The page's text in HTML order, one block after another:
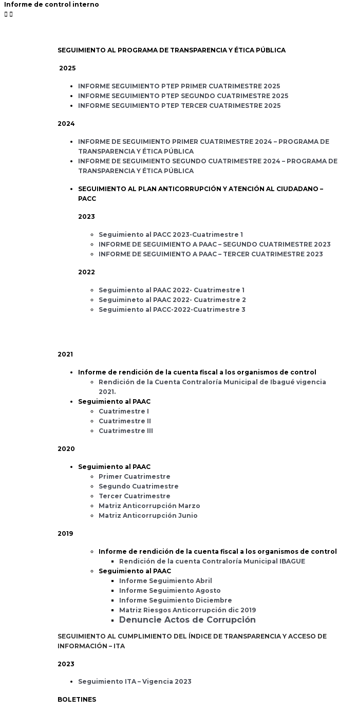
Informe de control interno
SEGUIMIENTO AL PROGRAMA DE TRANSPARENCIA Y ÉTICA PÚBLICA
2025
INFORME SEGUIMIENTO PTEP PRIMER CUATRIMESTRE 2025
INFORME SEGUIMIENTO PTEP SEGUNDO CUATRIMESTRE 2025
INFORME SEGUIMIENTO PTEP TERCER CUATRIMESTRE 2025
2024
INFORME DE SEGUIMIENTO PRIMER CUATRIMESTRE 2024 – PROGRAMA DE
TRANSPARENCIA Y ÉTICA PÚBLICA
INFORME DE SEGUIMIENTO SEGUNDO CUATRIMESTRE 2024 – PROGRAMA DE
TRANSPARENCIA Y ÉTICA PÚBLICA
SEGUIMIENTO AL PLAN ANTICORRUPCIÓN Y ATENCIÓN AL CIUDADANO –
PACC
2023
Seguimiento al PACC 2023-Cuatrimestre 1
INFORME DE SEGUIMIENTO A PAAC – SEGUNDO CUATRIMESTRE 2023
INFORME DE SEGUIMIENTO A PAAC – TERCER CUATRIMESTRE 2023
2022
Seguimiento al PAAC 2022- Cuatrimestre 1
Seguimineto al PAAC 2022- Cuatrimestre 2
Seguimiento al PACC-2022-Cuatrimestre 3
2021
Informe de rendición de la cuenta fiscal a los organismos de control
Rendición de la Cuenta Contraloría Municipal de Ibagué vigencia
2021.
Seguimiento al PAAC
Cuatrimestre I
Cuatrimestre II
Cuatrimestre III
2020
Seguimiento al PAAC
Primer Cuatrimestre
Segundo Cuatrimestre
Tercer Cuatrimestre
Matriz Anticorrupción Marzo
Matriz Anticorrupción Junio
2019
Informe de rendición de la cuenta fiscal a los organismos de control
Rendición de la cuenta Contraloría Municipal IBAGUE
Seguimiento al PAAC
Informe Seguimiento Abril
Informe Seguimiento Agosto
Informe Seguimiento Diciembre
Matriz Riesgos Anticorrupción dic 2019
Denuncie Actos de Corrupción
SEGUIMIENTO AL CUMPLIMIENTO DEL ÍNDICE DE TRANSPARENCIA Y ACCESO DE
INFORMACIÓN – ITA
2023
Seguimiento ITA – Vigencia 2023
BOLETINES